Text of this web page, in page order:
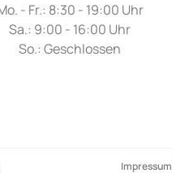
- Fr.: 8:30 - 19:00 Uhr
Sa.: 9:00 - 16:00 Uhr
So.: Geschlossen
Impressum